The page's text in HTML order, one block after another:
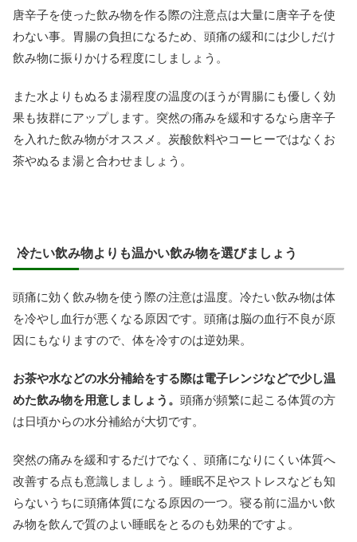
唐辛子を使った飲み物を作る際の注意点は大量に唐辛子を使
わない事。胃腸の負担になるため、頭痛の緩和には少しだけ
飲み物に振りかける程度にしましょう。
また水よりもぬるま湯程度の温度のほうが胃腸にも優しく効
果も抜群にアップします。突然の痛みを緩和するなら唐辛子
を入れた飲み物がオススメ。炭酸飲料やコーヒーではなくお
茶やぬるま湯と合わせましょう。
冷たい飲み物よりも温かい飲み物を選びましょう
頭痛に効く飲み物を使う際の注意は温度。冷たい飲み物は体
を冷やし血行が悪くなる原因です。頭痛は脳の血行不良が原
因にもなりますので、体を冷すのは逆効果。
お茶や水などの水分補給をする際は電子レンジなどで少し温
めた飲み物を用意しましょう。 頭痛が頻繁に起こる体質の方
は日頃からの水分補給が大切です。
突然の痛みを緩和するだけでなく、頭痛になりにくい体質へ
改善する点も意識しましょう。睡眠不足やストレスなども知
らないうちに頭痛体質になる原因の一つ。寝る前に温かい飲
み物を飲んで質のよい睡眠をとるのも効果的ですよ。